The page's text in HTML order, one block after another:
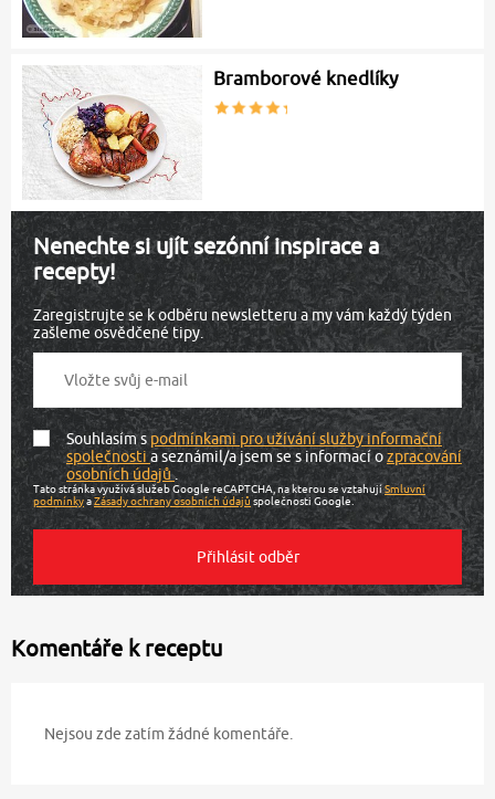
Bramborové knedlíky
Nenechte si ujít sezónní inspirace a
recepty!
Zaregistrujte se k odběru newsletteru a my vám každý týden
zašleme osvědčené tipy.
Souhlasím spodmínkami pro užívání služby informační
společnostia seznámil/a jsem se s informací ozpracování
osobních údajů.
Tato stránka využívá služeb Google reCAPTCHA, na kterou se vztahujíSmluvní
podmínkyaZásady ochrany osobních údajůspolečnosti Google.
Komentáře k receptu
Nejsou zde zatím žádné komentáře.